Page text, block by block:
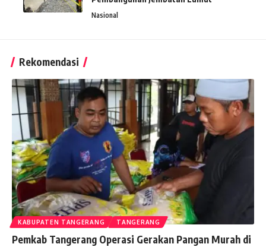
Nasional
Rekomendasi
KABUPATEN TANGERANG TANGERANG
Pemkab Tangerang Operasi Gerakan Pangan Murah di